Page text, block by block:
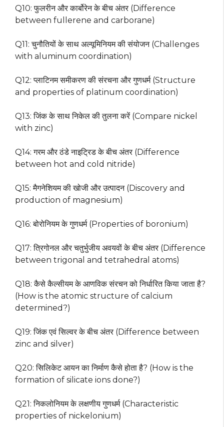
Q10: फुलरीन और कार्बोरेन के बीच अंतर (Difference
between fullerene and carborane)
Q11: चुनौतियों के साथ अल्यूमिनियम की संयोजन (Challenges
with aluminum coordination)
Q12: प्लाटिनम समीकरण की संरचना और गुणधर्म (Structure
and properties of platinum coordination)
Q13: जिंक के साथ निकेल की तुलना करें (Compare nickel
with zinc)
Q14: गरम और ठंडे नाइट्रिड के बीच अंतर (Difference
between hot and cold nitride)
Q15: मैगनेशियम की खोजी और उत्पादन (Discovery and
production of magnesium)
Q16: बोरोनियम के गुणधर्म (Properties of boronium)
Q17: त्रिगोनल और चतुर्भुजीय अवयवों के बीच अंतर (Difference
between trigonal and tetrahedral atoms)
Q18: कैसे कैल्सीयम के आणविक संरचन को निर्धारित किया जाता है?
(How is the atomic structure of calcium
determined?)
Q19: जिंक एवं सिल्वर के बीच अंतर (Difference between
zinc and silver)
Q20: सिलिकेट आयन का निर्माण कैसे होता है? (How is the
formation of silicate ions done?)
Q21: निकलोनियम के लक्षणीय गुणधर्म (Characteristic
properties of nickelonium)